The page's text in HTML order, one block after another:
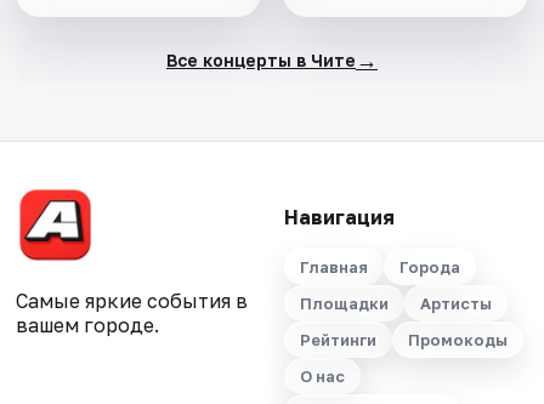
Все концерты в Чите →
Самые яркие события в
вашем городе.
Навигация
Главная
Города
Площадки
Артисты
Рейтинги
Промокоды
О нас